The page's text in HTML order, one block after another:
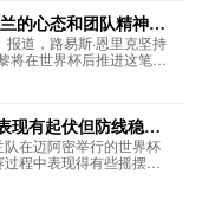
的心态和团队精神，
道，路易斯·恩里克坚持
在世界杯后推进这笔转
由信任这位26岁的西班
达到极高的成熟度，...
现有起伏但防线稳
在迈阿密举行的世界杯
程中表现得有些摇摆不
。这场比赛对于英格兰
考验。图赫尔在中场休